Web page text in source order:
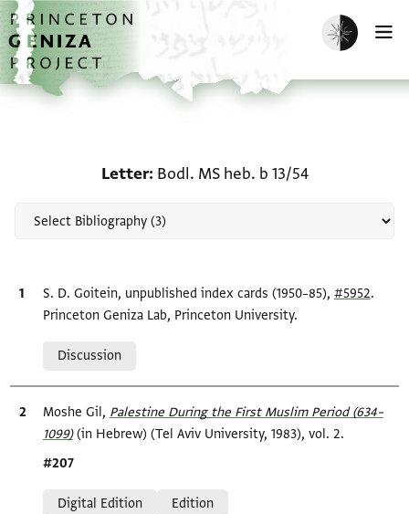
Skip to main content
home
Enable dark
Letter Bodl. MS heb. b 13/54
Bibliographic citation
S. D. Goitein, unpublished index cards (1950–85), #5952.
Princeton Geniza Lab, Princeton University.
Discussion
Bibliographic citation
Moshe Gil, Palestine During the First Muslim Period (634–
1099)‎(in Hebrew) (Tel Aviv University, 1983), vol. 2.
Location in source
#207
Digital Edition
Edition